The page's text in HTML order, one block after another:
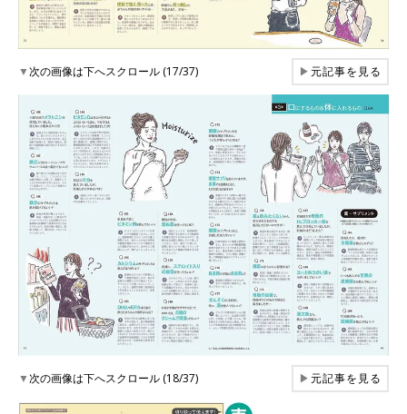
▼次の画像は下へスクロール (17/37) ▶元記事を見る
▼次の画像は下へスクロール (18/37) ▶元記事を見る